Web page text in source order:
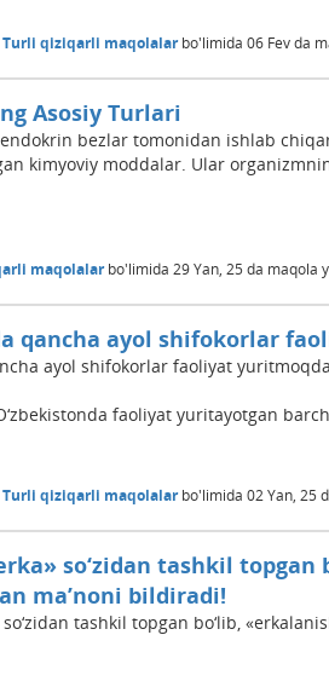
Turli qiziqarli maqolalarbo'limida 06 Fevda
Asosiy Turlari
bezlar tomonidan ishlab
kimyoviy moddalar. Ular
maqolalarbo'limida 29 Yan, 25 da maqola
qancha ayol shifokorlar
ayol shifokorlar faoliyat
faoliyat yuritayotgan
Turli qiziqarli maqolalarbo'limida 02 Yan, 25
so‘zidan tashkil topgan
ma’noni bildiradi!
so‘zidan tashkil topgan bo‘lib,